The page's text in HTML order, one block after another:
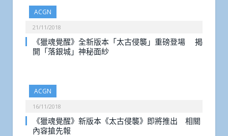
ACGN
21/11/2018
《獵魂覺醒》全新版本「太古侵襲」重磅登場 揭
開「落銀城」神秘面紗
ACGN
16/11/2018
《獵魂覺醒》新版本《太古侵襲》即將推出 相關
內容搶先報